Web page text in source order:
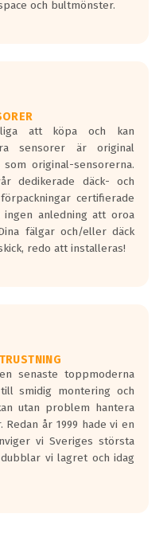
och bultmönster.
att köpa och kan
sensorer är original
original-sensorerna.
dedikerade däck- och
certifierade
anledning att oroa
fälgar och/eller däck
redo att installeras!
senaste toppmoderna
smidig montering och
utan problem hantera
år 1999 hade vi en
vi Sveriges största
vi lagret och idag